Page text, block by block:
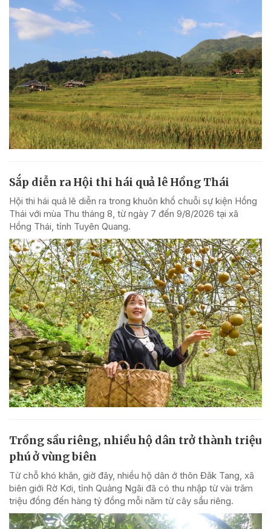
Sắp diễn ra Hội thi hái quả lê Hồng Thái
Hội thi hái quả lê diễn ra trong khuôn khổ chuỗi sự kiện Hồng
Thái với mùa Thu tháng 8, từ ngày 7 đến 9/8/2026 tại xã
Hồng Thái, tỉnh Tuyên Quang.
Trồng sầu riêng, nhiều hộ dân trở thành triệu
phú ở vùng biên
Từ chỗ khó khăn, giờ đây, nhiều hộ dân ở thôn Đăk Tang, xã
biên giới Rờ Kơi, tỉnh Quảng Ngãi đã có thu nhập từ vài trăm
triệu đồng đến hàng tỷ đồng mỗi năm từ cây sầu riêng.